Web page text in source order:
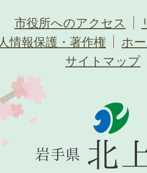
市役所へのアクセス
情報保護・著作権
ホ
サイトマップ